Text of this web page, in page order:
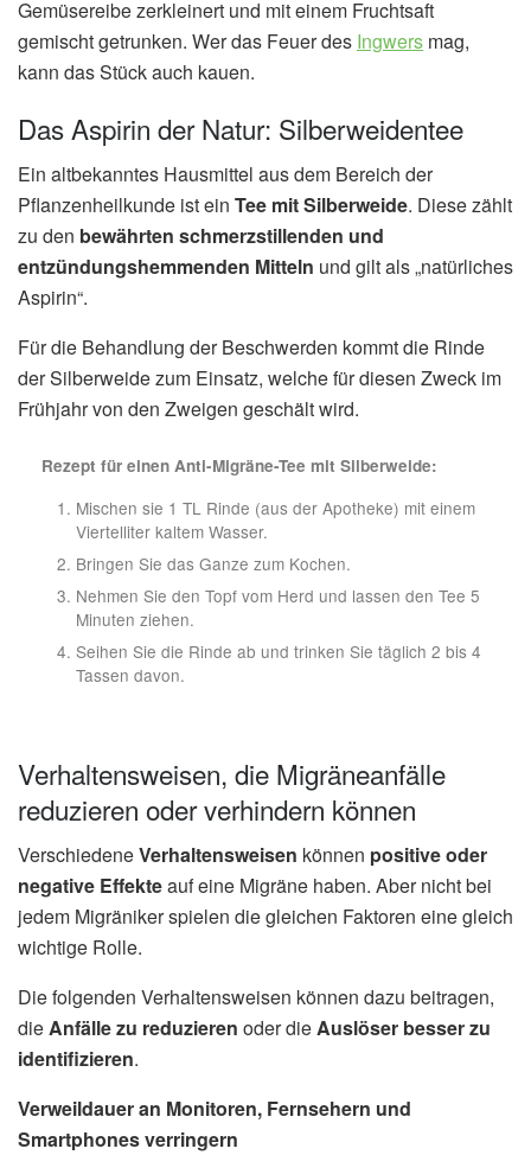
Gemüsereibe zerkleinert und mit einem Fruchtsaft
gemischt getrunken. Wer das Feuer des Ingwers mag,
kann das Stück auch kauen.
Das Aspirin der Natur: Silberweidentee
Ein altbekanntes Hausmittel aus dem Bereich der
Pflanzenheilkunde ist ein Tee mit Silberweide. Diese zählt
zu den bewährten schmerzstillenden und
entzündungshemmenden Mitteln und gilt als „natürliches
Aspirin“.
Für die Behandlung der Beschwerden kommt die Rinde
der Silberweide zum Einsatz, welche für diesen Zweck im
Frühjahr von den Zweigen geschält wird.
Rezept für einen Anti-Migräne-Tee mit Silberweide:
Mischen sie 1 TL Rinde (aus der Apotheke) mit einem
Viertelliter kaltem Wasser.
Bringen Sie das Ganze zum Kochen.
Nehmen Sie den Topf vom Herd und lassen den Tee 5
Minuten ziehen.
Seihen Sie die Rinde ab und trinken Sie täglich 2 bis 4
Tassen davon.
Verhaltensweisen, die Migräneanfälle
reduzieren oder verhindern können
VerschiedeneVerhaltensweisen können positive oder
negative Effekteauf eine Migräne haben. Aber nicht bei
jedem Migräniker spielen die gleichen Faktoren eine gleich
wichtige Rolle.
Die folgenden Verhaltensweisen können dazu beitragen,
dieAnfälle zu reduzieren oder dieAuslöser besser zu
identifizieren.
Verweildauer an Monitoren, Fernsehern und
Smartphones verringern